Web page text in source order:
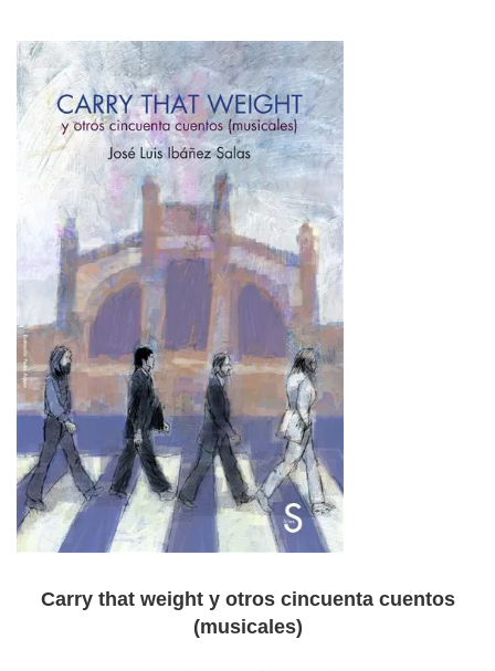
Carry that weight y otros cincuenta cuentos
(musicales)